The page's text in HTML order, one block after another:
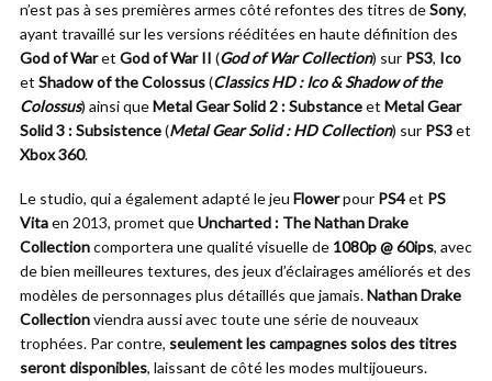
n’est pas à ses premières armes côté refontes des titres deSony,
ayant travaillé sur les versions rééditées en haute définition des
God of Waret God of War II (God of War Collection) sur PS3, Ico
et Shadow of the Colossus(Classics HD : Ico & Shadow of the
Colossus) ainsi queMetal Gear Solid 2 : Substanceet Metal Gear
Solid 3 : Subsistence(Metal Gear Solid : HD Collection) sur PS3et
Xbox 360.
Le studio, qui a également adapté le jeu Flowerpour PS4et PS
Vitaen 2013, promet queUncharted : The Nathan Drake
Collectioncomportera une qualité visuelle de 1080p @ 60ips, avec
de bien meilleures textures, des jeux d’éclairages améliorés et des
modèles de personnages plus détaillés que jamais.Nathan Drake
Collectionviendra aussi avec toute une série de nouveaux
trophées. Par contre, seulement les campagnes solos des titres
seront disponibles, laissant de côté les modes multijoueurs.